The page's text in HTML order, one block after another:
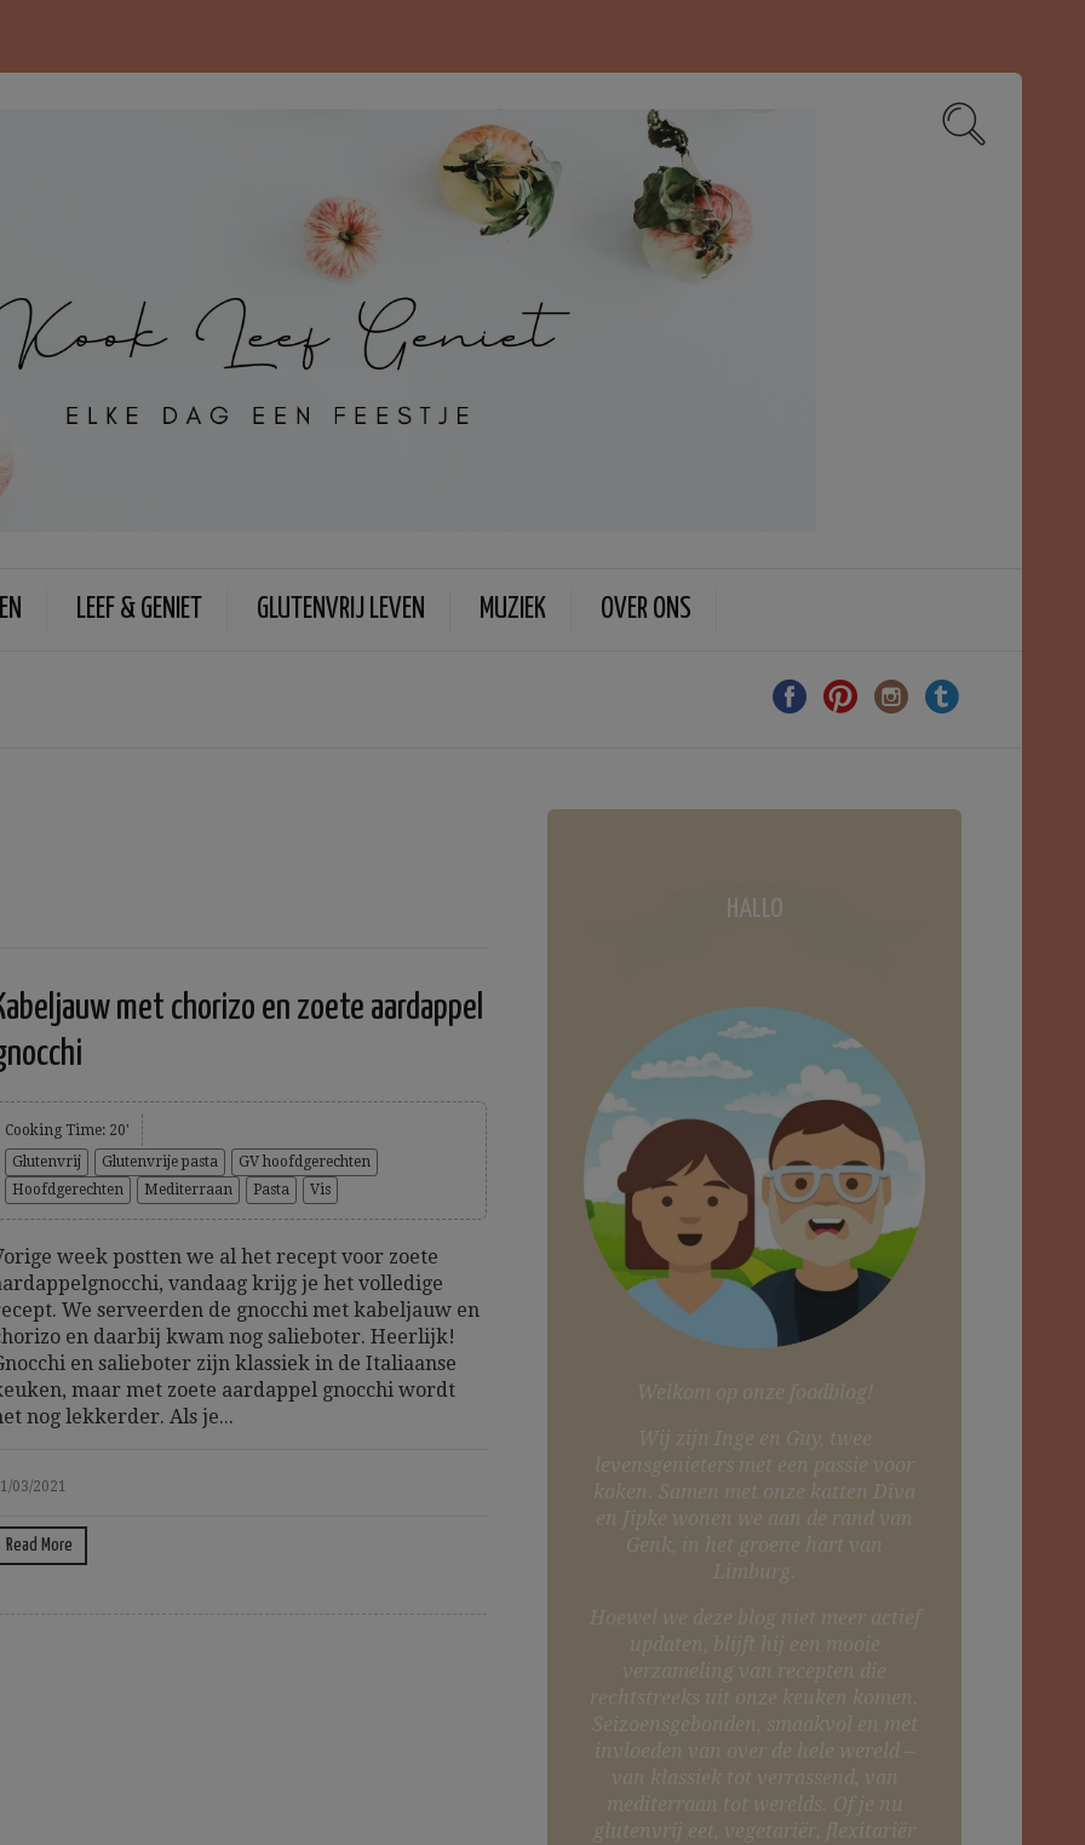
LEEF & GENIET GLUTENVRIJ LEVEN MUZIEK OVER ONS
met chorizo en zoete aardappel
Cooking Time: 20'
Glutenvrij
Glutenvrije pasta
GV hoofdgerechten
Hoofdgerechten
Mediterraan Pasta Vis
week postten we al het recept voor zoete
vandaag krijg je het volledige
We serveerden de gnocchi met kabeljauw en
en daarbij kwam nog salieboter. Heerlijk!
en salieboter zijn klassiek in de Italiaanse
maar met zoete aardappel gnocchi wordt
nog lekkerder. Als je...
03/2021
Read More
HALLO
Welkom op onze foodblog!
Wij zijn Inge en Guy, twee
levensgenieters met een passie voor
koken. Samen met onze katten Diva
en Jipke wonen we aan de rand van
Genk, in het groene hart van
Limburg.
Hoewel we deze blog niet meer actief
updaten, blijft hij een mooie
verzameling van recepten die
rechtstreeks uit onze keuken komen.
Seizoensgebonden, smaakvol en met
invloeden van over de hele wereld –
van klassiek tot verrassend, van
mediterraan tot werelds. Of je nu
glutenvrij eet, vegetariër, flexitariër